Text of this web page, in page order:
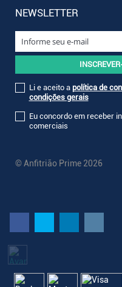
NEWSLETTER
Li e aceito a política de
condições gerais
Eu concordo em receber
comerciais
© Anfitrião Prime 2026